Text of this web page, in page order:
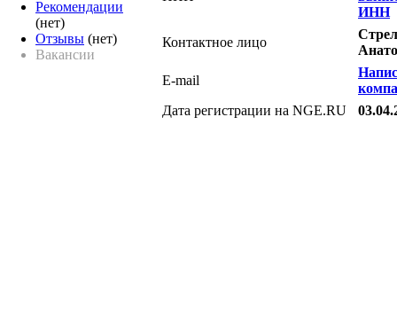
Рекомендации
(нет)
Отзывы (нет)
Вакансии
ИНН
Контактное лицо
E-mail
Дата регистрации на NGE.RU